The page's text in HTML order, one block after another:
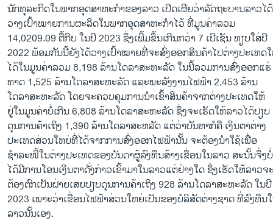
ນັກທຸລະກິດໃນພາກອຸດສາຫະກຳຂອງລາວ ເປີດເຜີຍວ່າລັດຖະບານລາວໄດ້
ວາງເປົ້າໝາຍການຜະລິດໃນພາກອຸດສາຫະກຳໄວ້ ທີ່ມູນຄ່າລວມ
14,0209.09 ຕື້ກີບ ໃນປີ 2023 ຊຶ່ງເພີ້ມຂຶ້ນເກີນກວ່າ 7 ເປີເຊັນ ທຽບໃສ່ປີ
2022 ພ້ອມກັນນີ້ຍັງໄດ້ວາງເປົ້າໝາຍທີ່ຈະສົ່ງອອກສິນຄ້າໄປຕ່າງປະເທດ
ໄດ້ໃນມູນຄ່າລວມ 8,198 ລ້ານໂດລາສະຫະລັດ ໃນນີ້ລວມການສົ່ງອອກແຮ່
ທາດ 1,525 ລ້ານໂດລາສະຫະລັດ ແລະພະລັງງານໄຟຟ້າ 2,453 ລ້ານ
ໂດລາສະຫະລັດ ໂດຍຈະຄວບຄຸມການນຳເຂົ້າສິນຄ້າຈາກຕ່າງປະເທດໃຫ້
ຢູ່ໃນມູນຄ່າບໍ່ເກີນ 6,808 ລ້ານໂດລາສະຫະລັດ ຊຶ່ງຈະເຮັດໃຫ້ລາວໄດ້ປຽບ
ດຸນການຄ້າເຖິງ 1,390 ລ້ານໂດລາສະຫລັດ ແຕ່ວ່າບັນຫາກໍຄື ເງິນຕາຕ່າງ
ປະເທດສ່ວນໃຫຍ່ທີ່ໄດ້ຈາກການສົ່ງອອກໄຟຟ້ານັ້ນ ຈະຕ້ອງນຳໃຊ້ເພື່ອ
ຊຳລະໜີ້ໃນຕ່າງປະເທດຂອງບັນດາຜູ້ລົງທຶນສ້າງເຂື່ອນໃນລາວ ສະນັ້ນຈຶ່ງບໍ່
ໄດ້ມີການໂອນເງິນຕາດັ່ງກ່າວເຂົ້າມາໃນລາວແຕ່ຢ່າງໃດ ຊຶ່ງເຮັດໃຫ້ລາວຈ
ຕ້ອງຕົກເປັນຝ່າຍເສຍປຽບດຸນການຄ້າເຖິງ 928 ລ້ານໂດລາສະຫະລັດ ໃນປີ
2023 ເພາະວ່າເຂື່ອນໄຟຟ້າສ່ວນໃຫຍ່ເປັນຂອງບໍລິສັດຕ່າງຊາດ ທີ່ລົງທືນ
ລາວນັ້ນເອງ.